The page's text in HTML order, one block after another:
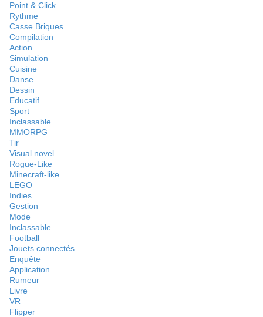
Point & Click
Rythme
Casse Briques
Compilation
Action
Simulation
Cuisine
Danse
Dessin
Educatif
Sport
Inclassable
MMORPG
Tir
Visual novel
Rogue-Like
Minecraft-like
LEGO
Indies
Gestion
Mode
Inclassable
Football
Jouets connectés
Enquête
Application
Rumeur
Livre
VR
Flipper